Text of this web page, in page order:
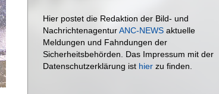
Hier postet die Redaktion der Bild- und
NachrichtenagenturANC-NEWS aktuelle
Meldungen und Fahndungen der
Sicherheitsbehörden. Das Impressum mit der
Datenschutzerklärung ist hier zu finden.